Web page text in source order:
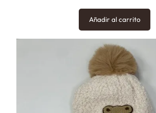
Añadir al carrito